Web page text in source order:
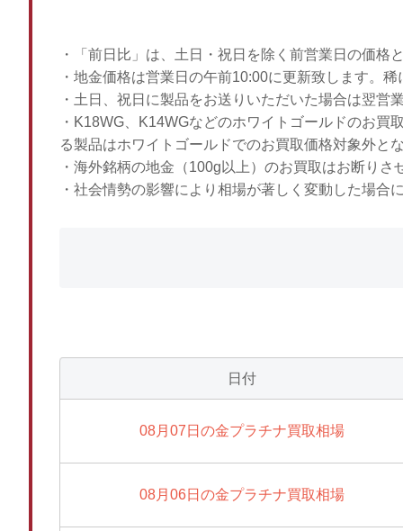
・「前日比」は、土日・祝日を除く前営業日の価格
・地金価格は営業日の午前10:00に更新致します。
・土日、祝日に製品をお送りいただいた場合は翌営
・K18WG、K14WGなどのホワイトゴールドのお
る製品はホワイトゴールドでのお買取価格対象外とな
・海外銘柄の地金（100g以上）のお買取はお断りさ
・社会情勢の影響により相場が著しく変動した場合
日付
08月07日の金プラチナ買取相場
08月06日の金プラチナ買取相場